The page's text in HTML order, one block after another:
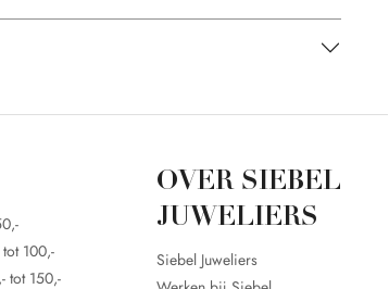
100,-
tot 150,-
OVER SIEBEL
JUWELIERS
Siebel Juweliers